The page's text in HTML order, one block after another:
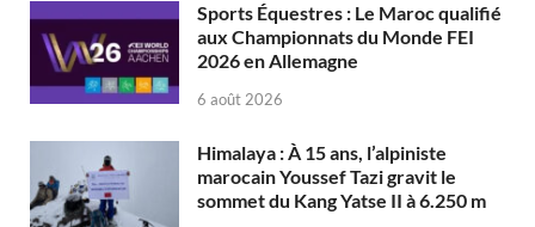
Sports Équestres : Le Maroc qualifié
aux Championnats du Monde FEI
2026 en Allemagne
6 août 2026
Himalaya : À 15 ans, l’alpiniste
marocain Youssef Tazi gravit le
sommet du Kang Yatse II à 6.250 m